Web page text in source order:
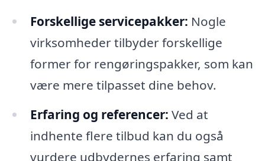
Forskellige servicepakker: Nogle
virksomheder tilbyder forskellige
former for rengøringspakker, som kan
være mere tilpasset dine behov.
Erfaring og referencer: Ved at
indhente flere tilbud kan du også
vurdere udbydernes erfaring samt